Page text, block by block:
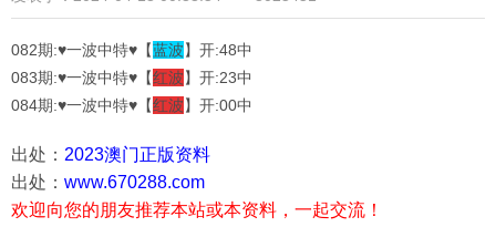
082期:♥一波中特♥【蓝波】开:48中
083期:♥一波中特♥【红波】开:23中
084期:♥一波中特♥【红波】开:00中
出处： 2023澳门正版资料
出处： www.670288.com
欢迎向您的朋友推荐本站或本资料，一起交流！